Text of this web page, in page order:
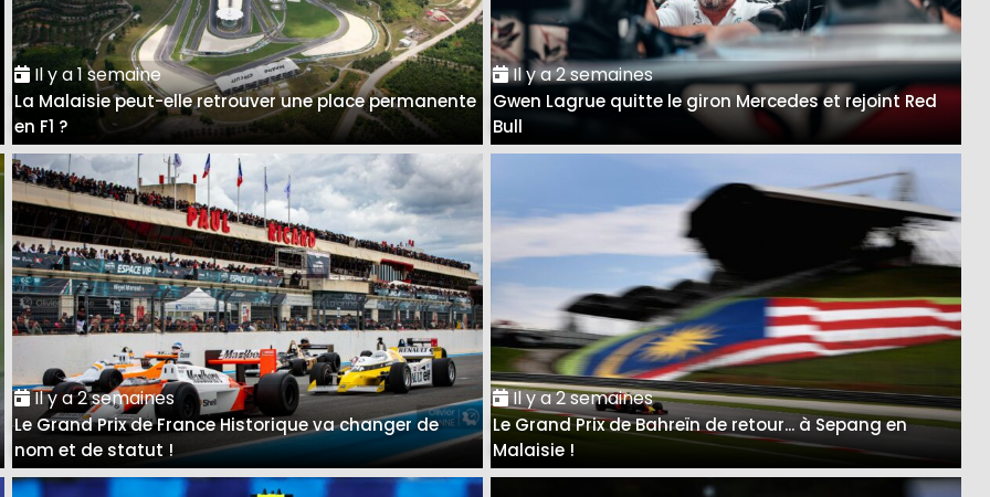
Il y a 1 semaine
La Malaisie peut-elle retrouver une place permanente
en F1 ?
Il y a 2 semaines
Gwen Lagrue quitte le giron Mercedes et rejoint Red
Bull
Il y a 2 semaines
Le Grand Prix de France Historique va changer de
nom et de statut !
Il y a 2 semaines
Le Grand Prix de Bahreïn de retour... à Sepang en
Malaisie !